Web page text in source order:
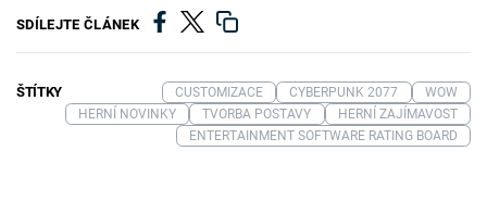
SDÍLEJTE ČLÁNEK
ŠTÍTKY CUSTOMIZACE CYBERPUNK 2077
WOW
HERNÍ NOVINKY
TVORBA POSTAVY
HERNÍ ZAJÍMAVOST
ENTERTAINMENT SOFTWARE RATING BOARD